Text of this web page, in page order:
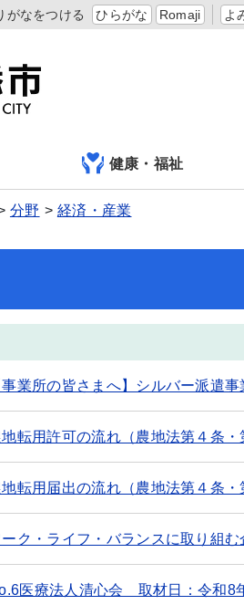
がなをつける ひらがな Romaji よ
健康・福祉
分野 経済・産業
事業所の皆さまへ】シルバー派遣
地転用許可の流れ（農地法第４条・
地転用届出の流れ（農地法第４条・
ーク・ライフ・バランスに取り組
医療法人清心会 取材日：令和8